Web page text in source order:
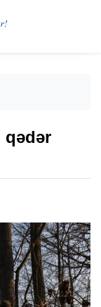
qədər